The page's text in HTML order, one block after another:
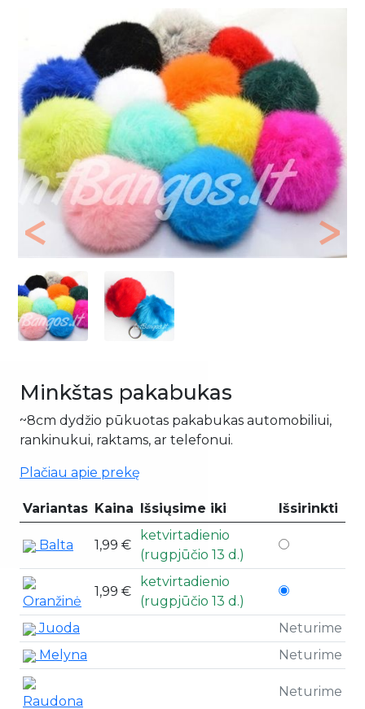
Minkštas pakabukas
~8cm dydžio pūkuotas pakabukas automobiliui,
rankinukui, raktams, ar telefonui.
Plačiau apie prekę
Išsiųsime iki
Balta 1,99 €
ketvirtadienio
(rugpjūčio 13 d.)
Oranžinė
1,99 €
ketvirtadienio
Juoda
Neturime